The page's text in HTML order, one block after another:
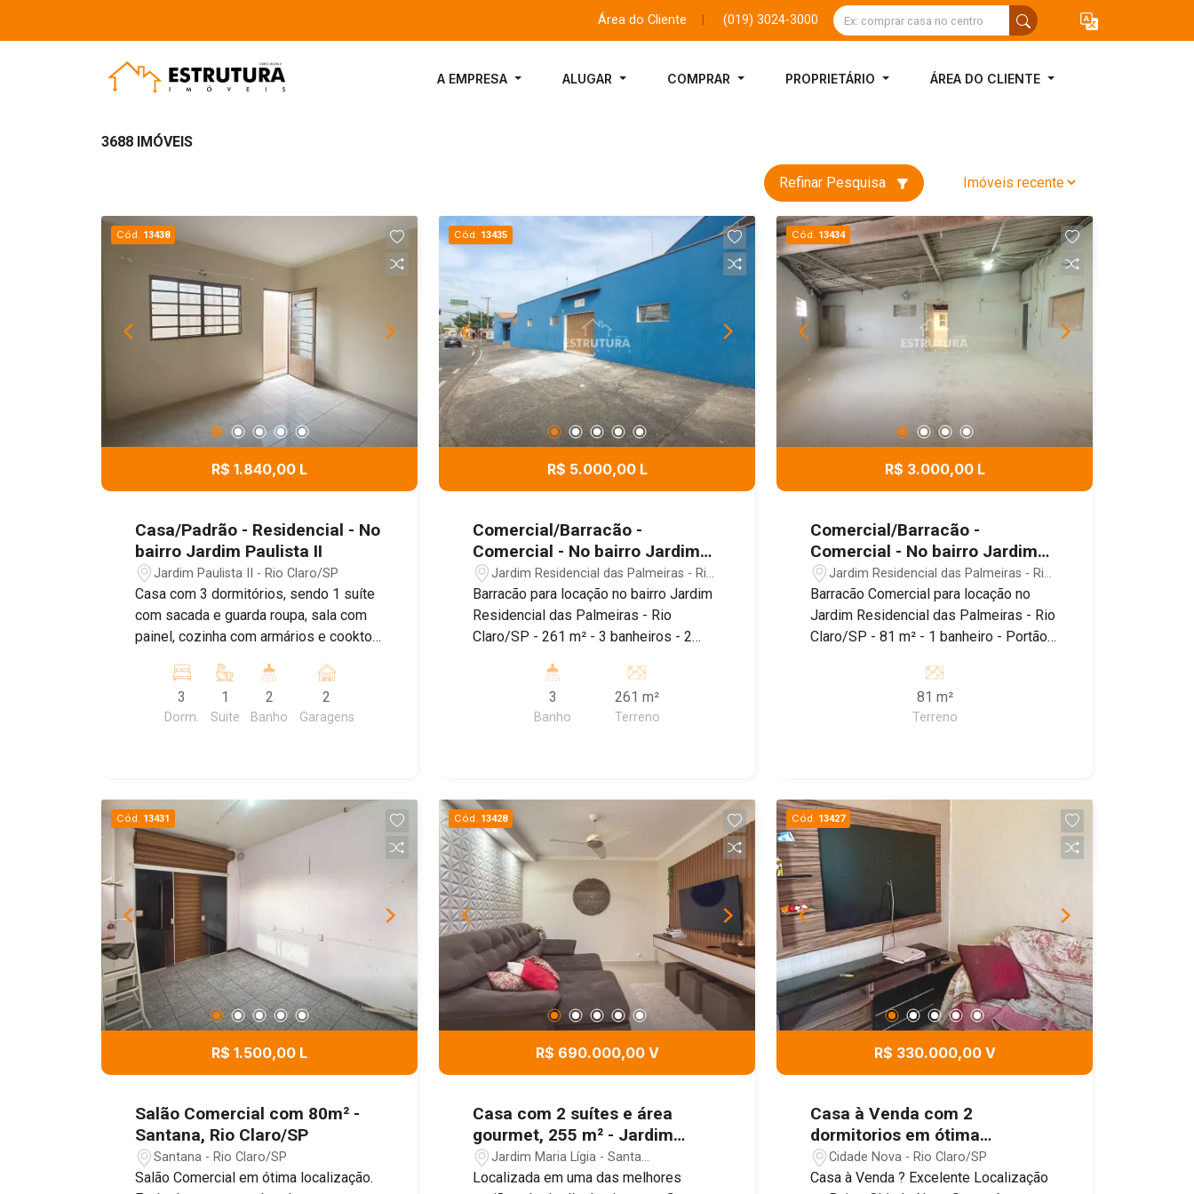
Área do Cliente (019) 3024-3000
A EMPRESA ALUGAR COMPRAR PROPRIETÁRIO ÁREA DO CLIENTE
3688 IMÓVEIS
Refinar Pesquisa
Cód. 13438
R$ 1.840,00 L
Casa/Padrão - Residencial - No
bairro Jardim Paulista II
Jardim Paulista II - Rio Claro/SP
Casa com 3 dormitórios, sendo 1 suíte
com sacada e guarda roupa, sala com
painel, cozinha com armários e cooktop,
churrasqueira, garagem coberta
3
Dorm.
1
Suite
2
Banho
2
Garagens
Cód. 13435
R$ 5.000,00 L
Comercial/Barracão -
Comercial - No bairro Jardim
Residencial das Palmeiras
Jardim Residencial das Palmeiras - Rio
Claro/SP
Barracão para locação no bairro Jardim
Residencial das Palmeiras - Rio
Claro/SP - 261 m² - 3 banheiros - 2
à rua - Piso térreo e superior Imóvel de
260m², conta com depósito, piso térreo
e piso superior, sendo localizado
Estrada dos Costas e Avenida
Visconde do Rio Claro.
3
Banho
261 m²
Terreno
Cód. 13434
R$ 3.000,00 L
Comercial/Barracão -
Comercial - No bairro Jardim
Residencial das Palmeiras
Jardim Residencial das Palmeiras - Rio
Claro/SP
Barracão Comercial para locação no
Jardim Residencial das Palmeiras - Rio
Claro/SP - 81 m² - 1 banheiro - Portão
Jardim Residencial das Palmeiras,
sendo próximo ao Supermercado
Tropical, Padaria Estrela de Ouro e
81 m²
Terreno
Cód. 13431
R$ 1.500,00 L
Salão Comercial com 80m² -
Santana, Rio Claro/SP
Santana - Rio Claro/SP
Salão Comercial em ótima localização.
Cód. 13428
R$ 690.000,00 V
Casa com 2 suítes e área
gourmet, 255 m² - Jardim
Luciana, Santa Gertrudes/SP
Jardim Maria Lígia - Santa
Gertrudes/SP
Localizada em uma das melhores
Cód. 13427
R$ 330.000,00 V
Casa à Venda com 2
dormitorios em ótima
localização no bairro Cidade
Nova, em Rio Claro
Cidade Nova - Rio Claro/SP
Casa à Venda ? Excelente Localização